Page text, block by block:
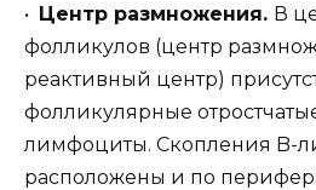
• Центр размножения. В
фолликулов (центр
реактивный центр)
фолликулярные
лимфоциты. Скопления B-
расположены и по